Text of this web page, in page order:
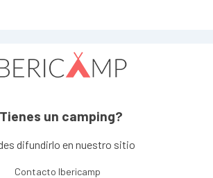
un camping?
difundirlo en nuestro sitio
Contacto Ibericamp